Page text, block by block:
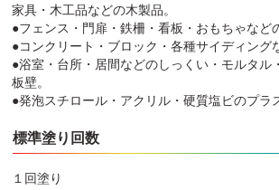
家具・木工品などの木製品。
●フェンス・門扉・鉄柵・看板・おもちゃなど
●コンクリート・ブロック・各種サイディング
●浴室・台所・居間などのしっくい・モルタル
板壁。
●発泡スチロール・アクリル・硬質塩ビのプラ
標準塗り回数
１回塗り